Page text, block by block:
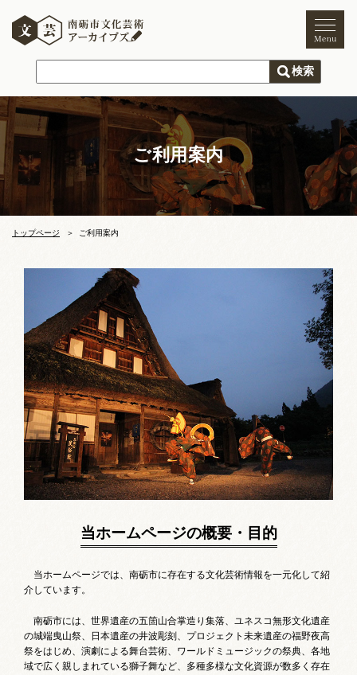
ご利用案内
文化芸術
文化財 獅子舞 まつり
文化遺産
お祭りカレンダー
南砺文化地図
写真館
郷土資料
お問い合わせ
サイトマップ リンク集
著作権について
プライバシーポリシー
ご利用案内
トップページ ご利用案内
当ホームページの概要・目的
当ホームページでは、南砺市に存在する文化芸術情報を一元化して紹
介しています。
南砺市には、世界遺産の五箇山合掌造り集落、ユネスコ無形文化遺産
の城端曳山祭、日本遺産の井波彫刻、プロジェクト未来遺産の福野夜高
祭をはじめ、演劇による舞台芸術、ワールドミュージックの祭典、各地
域で広く親しまれている獅子舞など、多種多様な文化資源が数多く存在